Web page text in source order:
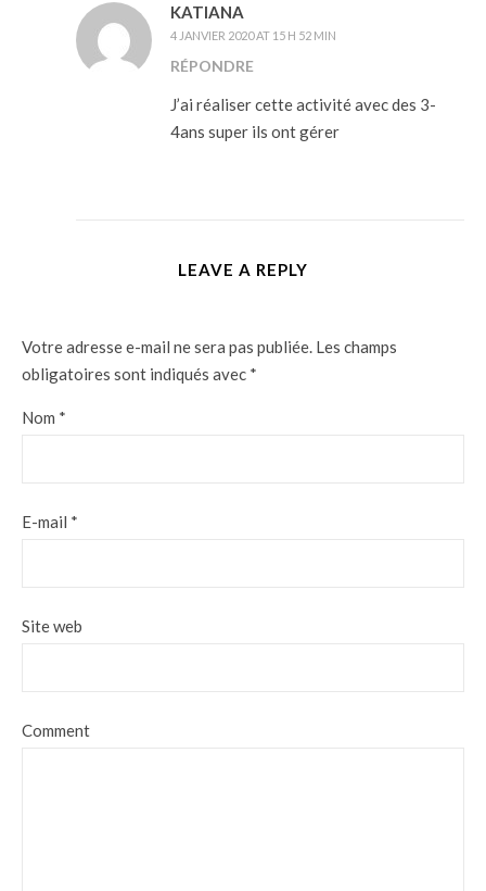
KATIANA
4 JANVIER 2020 AT 15 H 52 MIN
RÉPONDRE
J’ai réaliser cette activité avec des 3-
4ans super ils ont gérer
LEAVE A REPLY
Votre adresse e-mail ne sera pas publiée. Les champs
obligatoires sont indiqués avec *
Nom *
E-mail *
Site web
Comment